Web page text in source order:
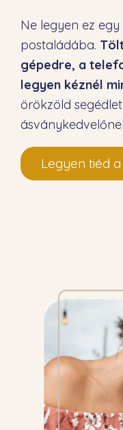
Ne legyen ez
postaládába.
gépedre, a
legyen kéznél
örökzöld
Legyen tiéd